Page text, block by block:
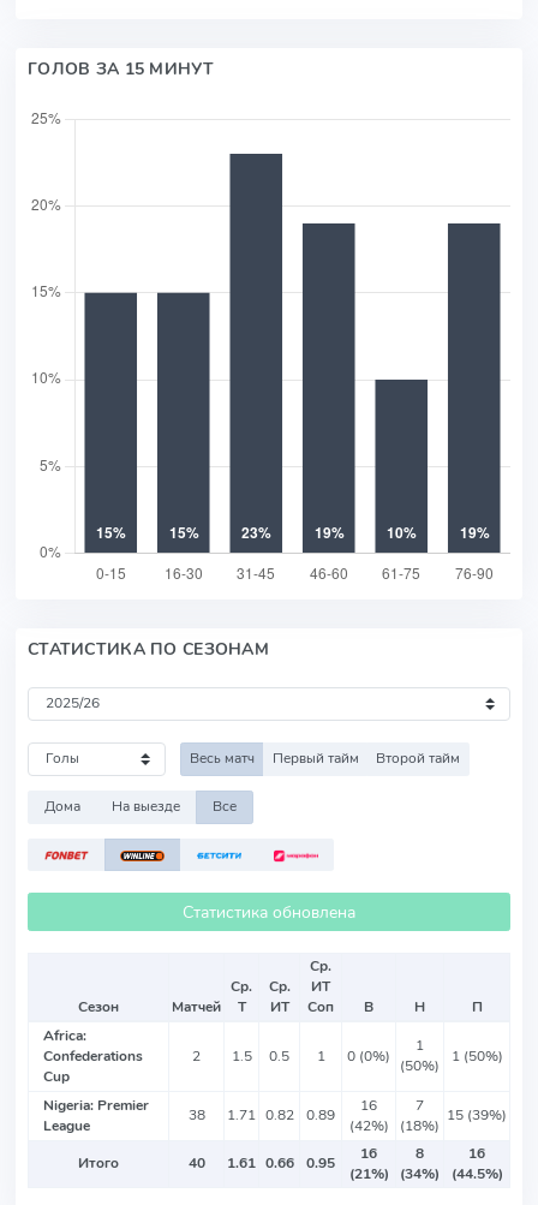
ГОЛОВ ЗА 15 МИНУТ
СТАТИСТИКА ПО СЕЗОНАМ
Весь матч Первый тайм Второй тайм
Дома На выезде Все
Статистика обновлена
Сезон Матчей
Ср.
Т
Ср.
ИТ
Ср.
ИТ
Соп
В Н
П
Africa:
Confederations
Cup
2 1.5 0.5 1 0 (0%)
1
(50%)
1 (50%)
Nigeria: Premier
League
38 1.71 0.82 0.89
16
(42%)
7
(18%)
15 (39%)
Итого 40 1.61 0.66 0.95
16
(21%)
8
(34%)
16
(44.5%)